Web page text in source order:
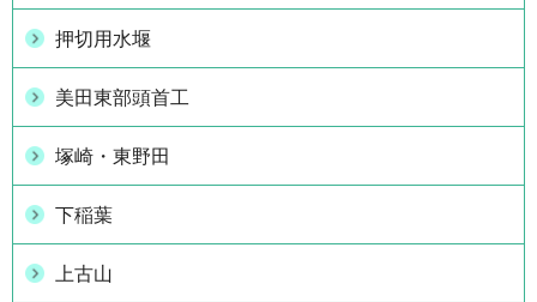
押切用水堰
美田東部頭首工
塚崎・東野田
下稲葉
上古山